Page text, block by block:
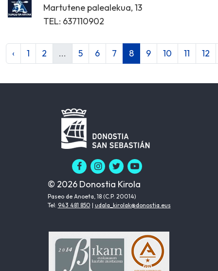
Martutene palealekua, 13
TEL: 637110902
‹ 1 2 ... 5 6 7 8 9 10 11 12
© 2026 Donostia Kirola
Paseo de Anoeta, 18 (C.P. 20014)
Tel: 943 481 850 | udala_kirolak@donostia.eus